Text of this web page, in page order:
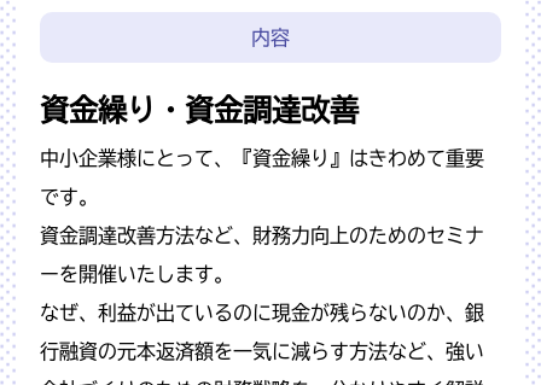
内容
資金繰り・資金調達改善
中小企業様にとって、『資金繰り』はきわめて重要
です。
資金調達改善方法など、財務力向上のためのセミナ
ーを開催いたします。
なぜ、利益が出ているのに現金が残らないのか、銀
行融資の元本返済額を一気に減らす方法など、強い